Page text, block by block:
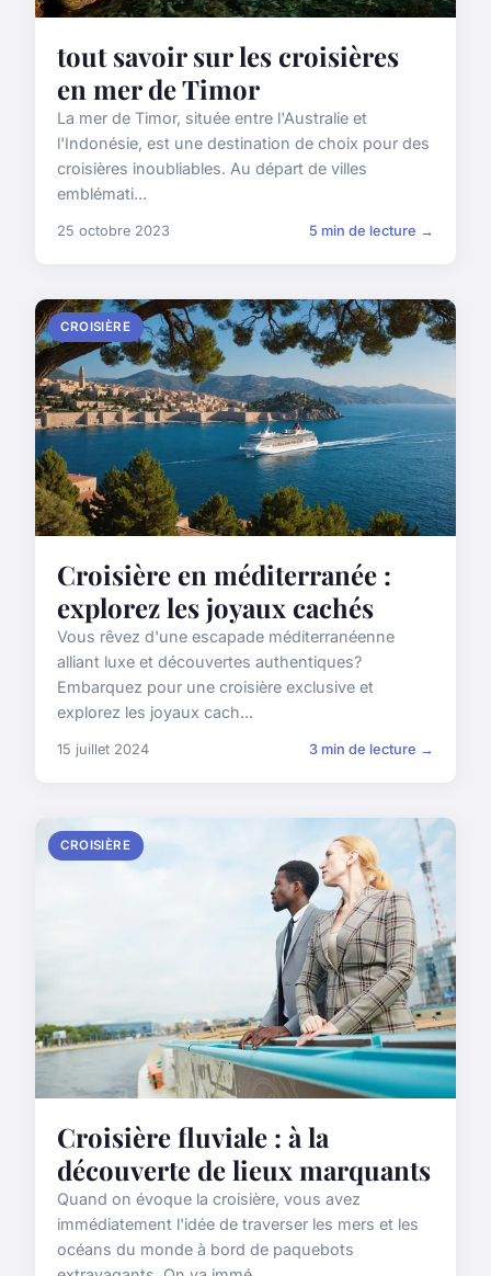
tout savoir sur les croisières
en mer de Timor
La mer de Timor, située entre l'Australie et
l'Indonésie, est une destination de choix pour des
croisières inoubliables. Au départ de villes
emblémati...
25 octobre 2023 5 min de lecture →
CROISIÈRE
Croisière en méditerranée :
explorez les joyaux cachés
Vous rêvez d'une escapade méditerranéenne
alliant luxe et découvertes authentiques?
Embarquez pour une croisière exclusive et
explorez les joyaux cach...
15 juillet 2024 3 min de lecture →
CROISIÈRE
Croisière fluviale : à la
découverte de lieux marquants
Quand on évoque la croisière, vous avez
immédiatement l'idée de traverser les mers et les
océans du monde à bord de paquebots